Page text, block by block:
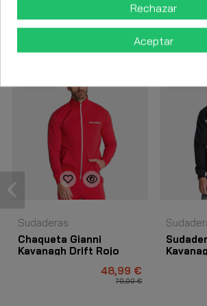
Los clientes que adquirieron este
Sudaderas
Chaqueta Gianni
Kavanagh Drift Rojo
48,99 €
70,00 €
Rechazar
Aceptar